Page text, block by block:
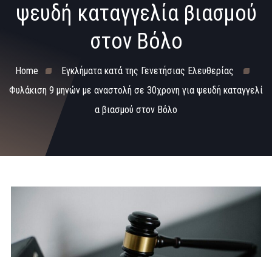
ψευδή καταγγελία βιασμού
στον Βόλο
Home
Εγκλήματα κατά της Γενετήσιας Ελευθερίας
Φυλάκιση 9 μηνών με αναστολή σε 30χρονη για ψευδή καταγγελί
α βιασμού στον Βόλο